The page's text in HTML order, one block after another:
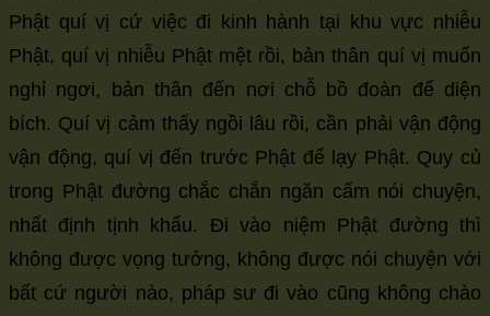
Phật quí vị cứ việc đi kinh hành tại khu vực nhiễu
Phật, quí vị nhiễu Phật mệt rồi, bản thân quí vị muốn
nghỉ ngơi, bản thân đến nơi chỗ bồ đoàn để diện
bích. Quí vị cảm thấy ngồi lâu rồi, cần phải vận động
vận động, quí vị đến trước Phật để lạy Phật. Quy củ
trong Phật đường chắc chắn ngăn cấm nói chuyện,
nhất định tịnh khẩu. Đi vào niệm Phật đường thì
không được vọng tưởng, không được nói chuyện với
bất cứ người nào, pháp sư đi vào cũng không chào